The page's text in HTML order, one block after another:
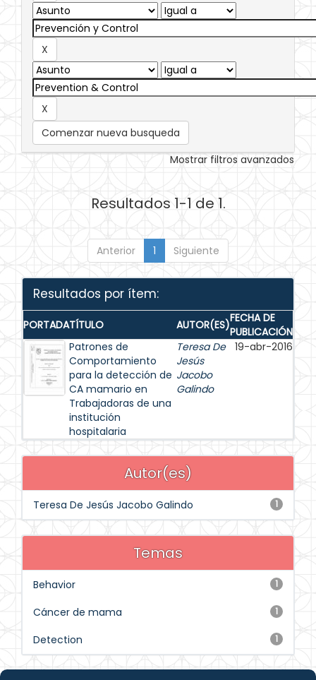
Comenzar nueva busqueda
Mostrar filtros avanzados
Resultados 1-1 de 1.
Anterior 1 Siguiente
Resultados por ítem:
PORTADATÍTULO AUTOR(ES)FECHA DE
PUBLICACIÓN
Patrones de
Comportamiento
para la detección de
CA mamario en
Trabajadoras de una
institución
hospitalaria
Teresa De
Jesús
Jacobo
Galindo
19-abr-2016
Autor(es)
1
Teresa De Jesús Jacobo Galindo
Temas
1
Behavior
1
Cáncer de mama
1
Detection